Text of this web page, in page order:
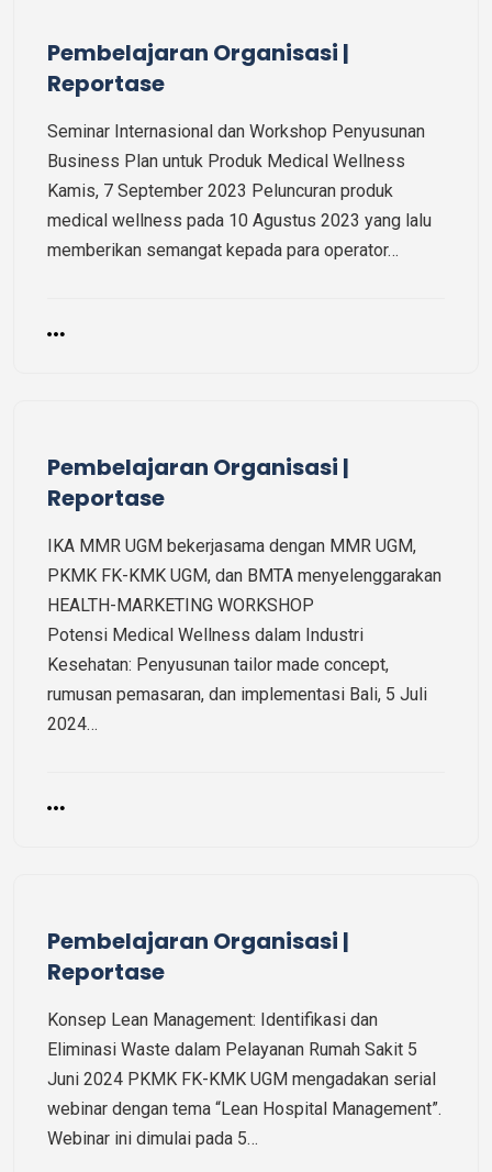
Pembelajaran Organisasi |
Reportase
Seminar Internasional dan Workshop Penyusunan
Business Plan untuk Produk Medical Wellness
Kamis, 7 September 2023 Peluncuran produk
medical wellness pada 10 Agustus 2023 yang lalu
memberikan semangat kepada para operator…
Pembelajaran Organisasi |
Reportase
IKA MMR UGM bekerjasama dengan MMR UGM,
PKMK FK-KMK UGM, dan BMTA menyelenggarakan
HEALTH-MARKETING WORKSHOP
Potensi Medical Wellness dalam Industri
Kesehatan: Penyusunan tailor made concept,
rumusan pemasaran, dan implementasi Bali, 5 Juli
2024…
Pembelajaran Organisasi |
Reportase
Konsep Lean Management: Identifikasi dan
Eliminasi Waste dalam Pelayanan Rumah Sakit 5
Juni 2024 PKMK FK-KMK UGM mengadakan serial
webinar dengan tema “Lean Hospital Management”.
Webinar ini dimulai pada 5…